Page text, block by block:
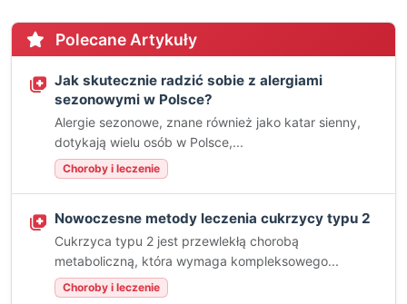
Polecane Artykuły
Jak skutecznie radzić sobie z alergiami
sezonowymi w Polsce?
Alergie sezonowe, znane również jako katar sienny,
dotykają wielu osób w Polsce,...
Choroby i leczenie
Nowoczesne metody leczenia cukrzycy typu 2
Cukrzyca typu 2 jest przewlekłą chorobą
metaboliczną, która wymaga kompleksowego...
Choroby i leczenie